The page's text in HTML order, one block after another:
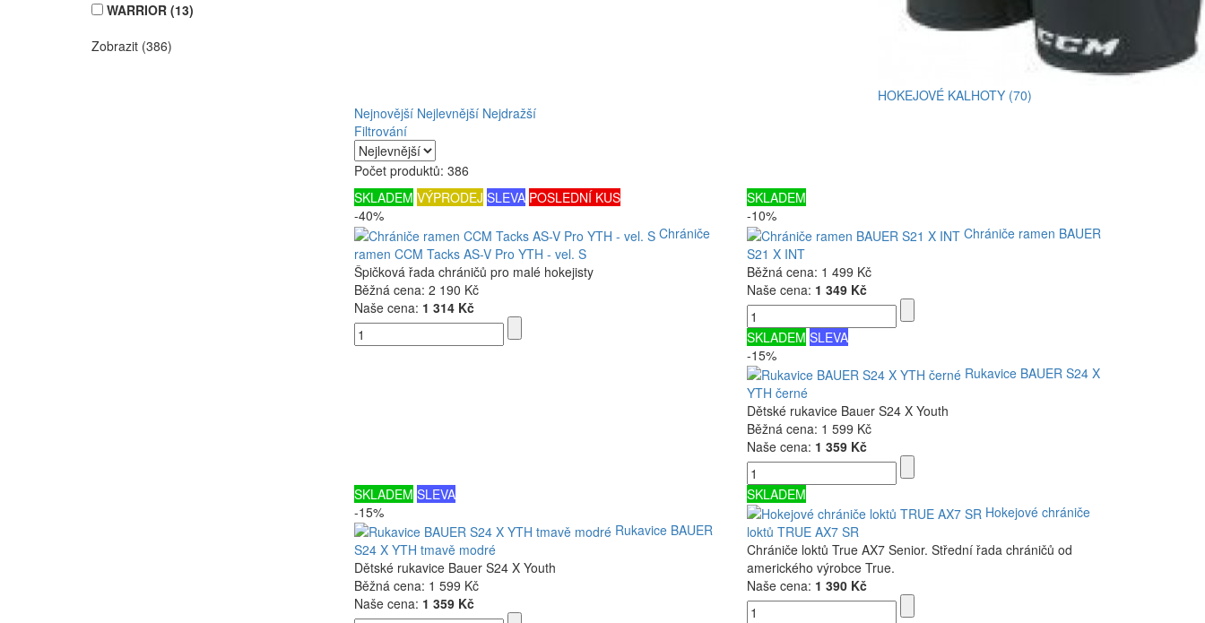
WARRIOR (13)
Zobrazit (386)
HOKEJOVÉ KALHOTY (70)
Nejnovější Nejlevnější Nejdražší
Filtrování
Počet produktů: 386
SKLADEM VÝPRODEJ SLEVA POSLEDNÍ KUS
-40%
Chrániče
ramen CCM Tacks AS-V Pro YTH - vel. S
Špičková řada chráničů pro malé hokejisty
Běžná cena: 2 190 Kč
Naše cena: 1 314 Kč
SKLADEM
-10%
Chrániče ramen BAUER
S21 X INT
Běžná cena: 1 499 Kč
Naše cena: 1 349 Kč
SKLADEM SLEVA
-15%
Rukavice BAUER S24 X
YTH černé
Dětské rukavice Bauer S24 X Youth
Běžná cena: 1 599 Kč
Naše cena: 1 359 Kč
SKLADEM SLEVA
-15%
Rukavice BAUER
S24 X YTH tmavě modré
Dětské rukavice Bauer S24 X Youth
Běžná cena: 1 599 Kč
Naše cena: 1 359 Kč
SKLADEM
Hokejové chrániče
loktů TRUE AX7 SR
Chrániče loktů True AX7 Senior. Střední řada chráničů od
amerického výrobce True.
Naše cena: 1 390 Kč